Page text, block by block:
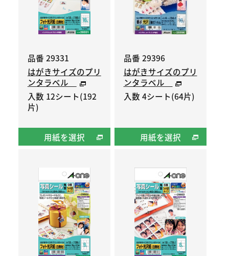
品番 29331
はがきサイズのプリ
ンタラベル
入数 12シート(192
片)
用紙を選択
品番 29396
はがきサイズのプリ
ンタラベル
入数 4シート(64片)
用紙を選択